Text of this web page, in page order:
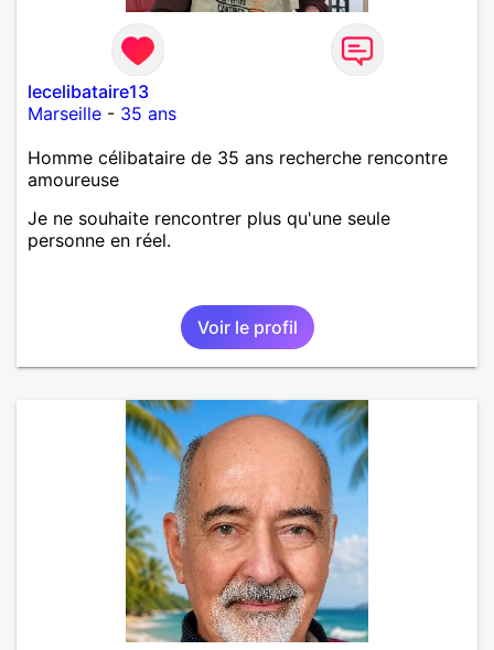
lecelibataire13
Marseille - 35 ans
Homme célibataire de 35 ans recherche rencontre
amoureuse
Je ne souhaite rencontrer plus qu'une seule
personne en réel.
Voir le profil